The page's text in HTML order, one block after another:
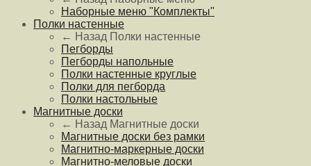
Наборные меню "Комплекты"
Полки настенные
← Назад Полки настенные
Пегборды
Пегборды напольные
Полки настенные круглые
Полки для пегборда
Полки настольные
Магнитные доски
← Назад Магнитные доски
Магнитные доски без рамки
Магнитно-маркерные доски
Магнитно-меловые доски